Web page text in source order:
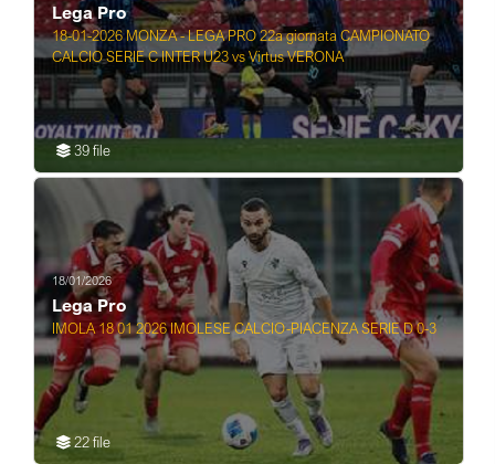
Lega Pro
18-01-2026 MONZA - LEGA PRO 22a giornata CAMPIONATO
CALCIO SERIE C INTER U23 vs Virtus VERONA
39 file
18/01/2026
Lega Pro
IMOLA 18 01 2026 IMOLESE CALCIO-PIACENZA SERIE D 0-3
22 file